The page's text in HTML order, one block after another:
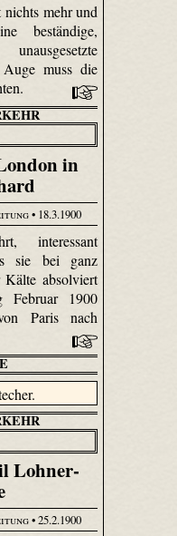
nichts mehr und
beständige,
Auge muss die
in
• 18.3.1900
interessant
sie bei ganz
Kälte absolviert
Februar 1900
Paris nach
Lohner-
• 25.2.1900